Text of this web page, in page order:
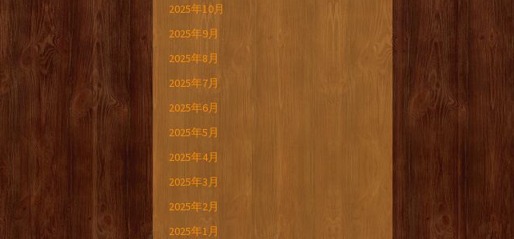
2025年10月
2025年9月
2025年8月
2025年7月
2025年6月
2025年5月
2025年4月
2025年3月
2025年2月
2025年1月